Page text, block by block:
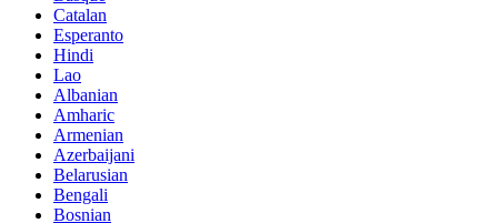
Catalan
Esperanto
Hindi
Lao
Albanian
Amharic
Armenian
Azerbaijani
Belarusian
Bengali
Bosnian